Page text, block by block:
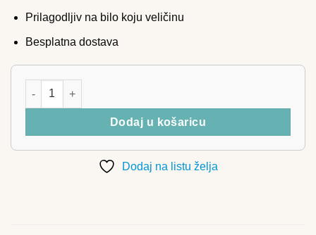
Prilagodljiv na bilo koju veličinu
Besplatna dostava
STIL-FIT trake za pedale ergometra količina
Dodaj u košaricu
Dodaj na listu želja